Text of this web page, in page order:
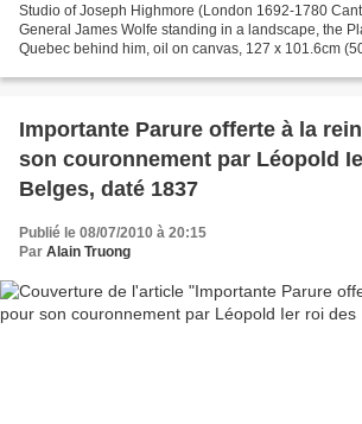
Studio of Joseph Highmore (London 1692-1780
General James Wolfe standing in a landscape, the
Quebec behind him, oil on canvas, 127 x 101.6cm
Importante Parure offerte à la
son couronnement par Léopold
Belges, daté 1837
Publié le 08/07/2010 à 20:15
Par Alain Truong